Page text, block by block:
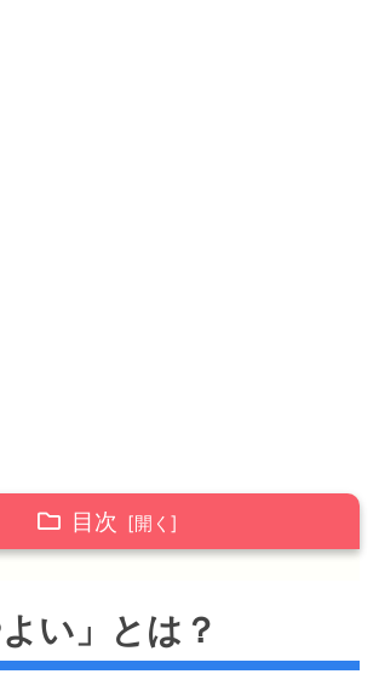
目次
ァミリーマートのCMに出演してい
よい」とは？